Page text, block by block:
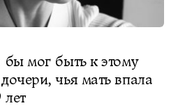
бы мог быть к этому
чья мать впала